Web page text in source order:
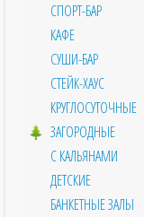
СПОРТ-БАР
КАФЕ
СУШИ-БАР
СТЕЙК-ХАУС
КРУГЛОСУТОЧНЫЕ
ЗАГОРОДНЫЕ
С КАЛЬЯНАМИ
ДЕТСКИЕ
БАНКЕТНЫЕ ЗАЛЫ